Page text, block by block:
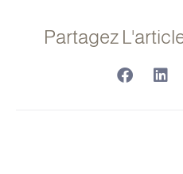
Partagez